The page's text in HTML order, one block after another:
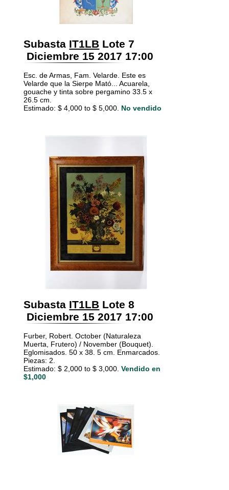
Subasta IT1LB Lote 7
Diciembre 15 2017 17:00
Esc. de Armas, Fam. Velarde. Este es
Velarde que la Sierpe Mató... Acuarela,
gouache y tinta sobre pergamino 33.5 x
26.5 cm.
Estimado: $ 4,000 to $ 5,000. No vendido
Subasta IT1LB Lote 8
Diciembre 15 2017 17:00
Furber, Robert. October (Naturaleza
Muerta, Frutero) / November (Bouquet).
Eglomisados. 50 x 38. 5 cm. Enmarcados.
Piezas: 2.
Estimado: $ 2,000 to $ 3,000. Vendido en
$1,000